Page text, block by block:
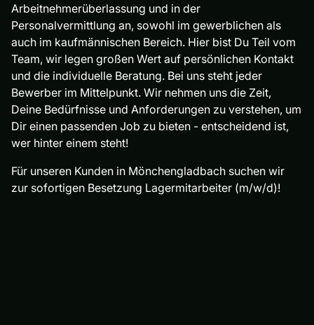
Arbeitnehmerüberlassung und in der
Personalvermittlung an, sowohl im gewerblichen als
auch im kaufmännischen Bereich. Hier bist Du Teil vom
Team, wir legen großen Wert auf persönlichen Kontakt
und die individuelle Beratung. Bei uns steht jeder
Bewerber im Mittelpunkt. Wir nehmen uns die Zeit,
Deine Bedürfnisse und Anforderungen zu verstehen, um
Dir einen passenden Job zu bieten - entscheidend ist,
wer hinter einem steht!
Für unseren Kunden in Mönchengladbach suchen wir
zur sofortigen Besetzung Lagermitarbeiter (m/w/d)!